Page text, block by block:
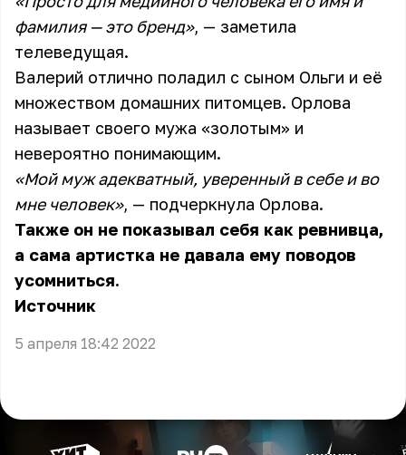
фамилия — это бренд», — заметила
телеведущая.
Валерий отлично поладил с сыном Ольги и её
множеством домашних питомцев. Орлова
называет своего мужа «золотым» и
невероятно понимающим.
«Мой муж адекватный, уверенный в себе и во
мне человек», — подчеркнула Орлова.
Также он не показывал себя как ревнивца,
а сама артистка не давала ему поводов
усомниться.
Источник
5 апреля 18:42 2022